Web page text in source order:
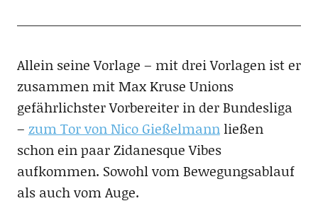
Allein seine Vorlage – mit drei Vorlagen ist er
zusammen mit Max Kruse Unions
gefährlichster Vorbereiter in der Bundesliga
– zum Tor von Nico Gießelmannließen
schon ein paar Zidanesque Vibes
aufkommen. Sowohl vom Bewegungsablauf
als auch vom Auge.